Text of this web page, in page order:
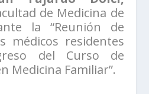
de Medicina de
la “Reunión de
médicos residentes
del Curso de
Medicina Familiar”.